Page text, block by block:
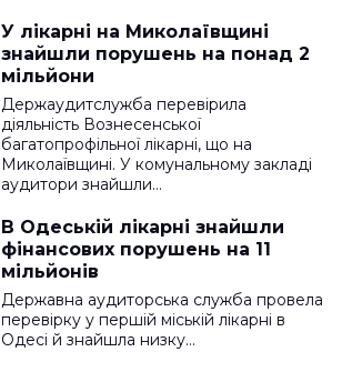
У лікарні на Миколаївщині
знайшли порушень на понад 2
мільйони
Держаудитслужба перевірила
діяльність Вознесенської
багатопрофільної лікарні, що на
Миколаївщині. У комунальному закладі
аудитори знайшли…
В Одеській лікарні знайшли
фінансових порушень на 11
мільйонів
Державна аудиторська служба провела
перевірку у першій міській лікарні в
Одесі й знайшла низку…